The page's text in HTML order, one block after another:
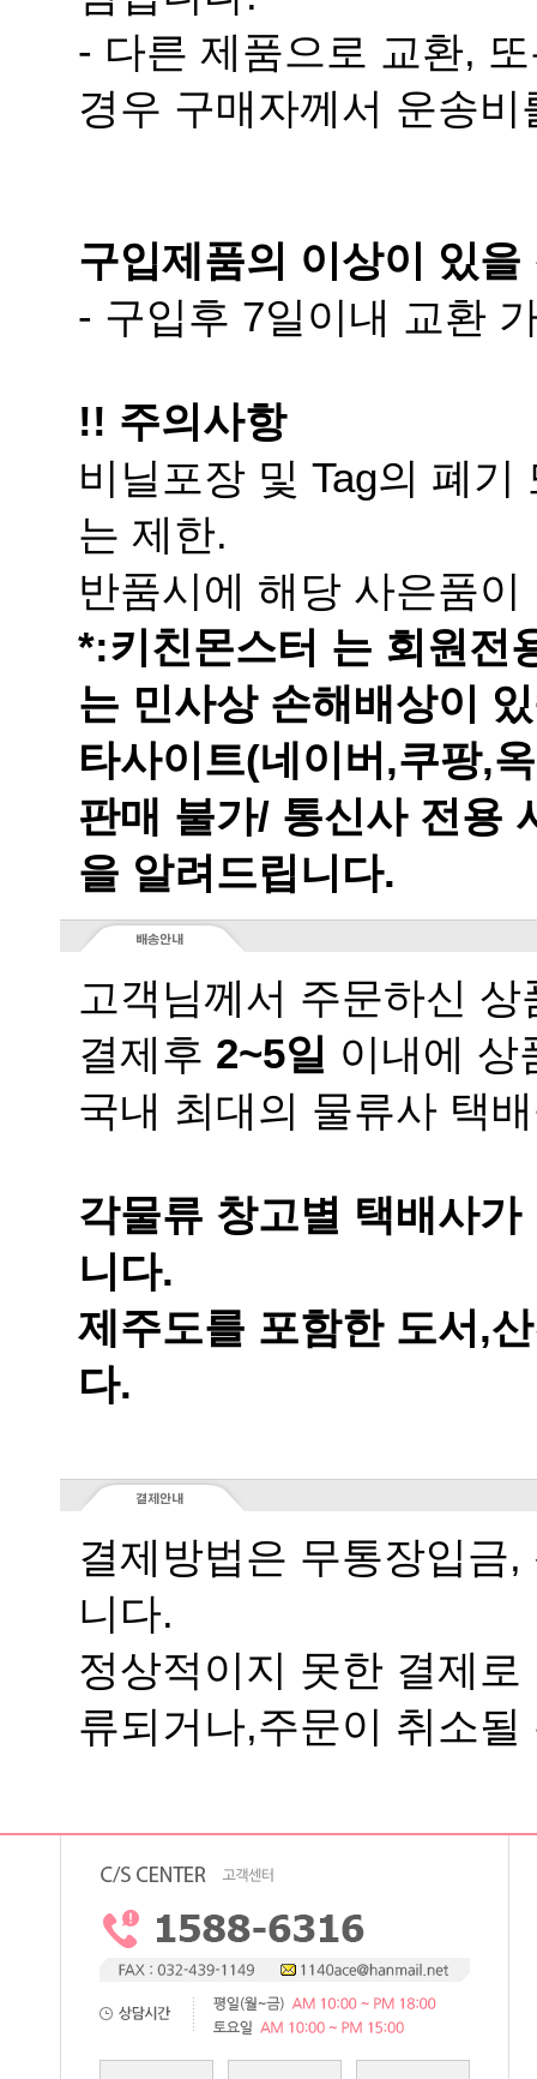
경우 구매자께서 운송
구입제품의 이상이 있
- 구입후 7일이내 교환
!! 주의사항
는 제한.
반품시에 해당 사은품
는 민사상 손해배상이
을 알려드립니다.
고객님께서 주문하신
결제후 2~5일 이내에 상
국내 최대의 물류사 택
니다.
다.
니다.
류되거나,주문이 취소될